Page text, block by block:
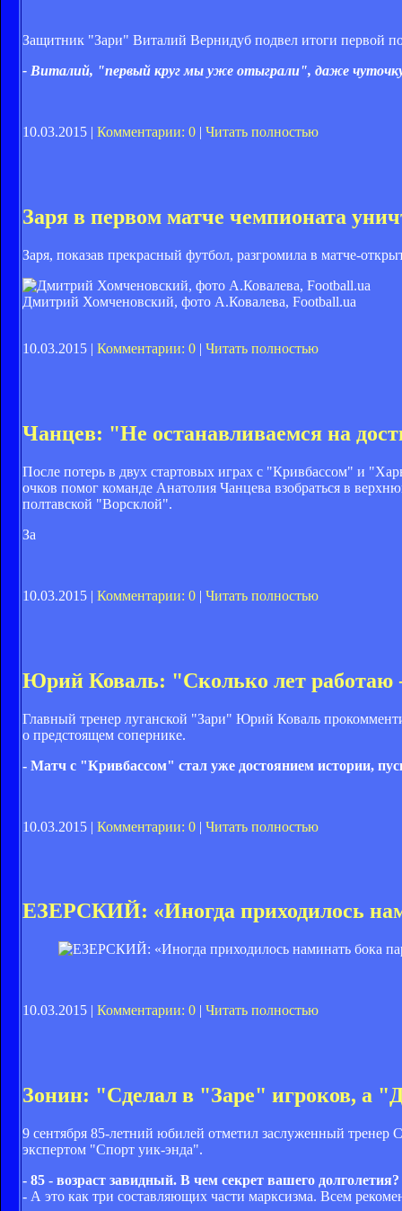
Защитник "Зари" Виталий Вернидуб подвел итоги первой
- Виталий, "первый круг мы уже отыграли", даже
10.03.2015 | Комментарии: 0 | Читать полностью
Заря в первом матче чемпионата
Заря, показав прекрасный футбол, разгромила в матче-
Дмитрий Хомченовский, фото А.Ковалева, Football.ua
10.03.2015 | Комментарии: 0 | Читать полностью
Чанцев: "Не останавливаемся на
После потерь в двух стартовых играх с "Кривбассом" и
очков помог команде Анатолия Чанцева взобраться в
полтавской "Ворсклой".
За
10.03.2015 | Комментарии: 0 | Читать полностью
Юрий Коваль: "Сколько лет работаю -
Главный тренер луганской "Зари" Юрий Коваль
о предстоящем сопернике.
- Матч с "Кривбассом" стал уже достоянием истории,
10.03.2015 | Комментарии: 0 | Читать полностью
ЕЗЕРСКИЙ: «Иногда приходилось
10.03.2015 | Комментарии: 0 | Читать полностью
Зонин: "Сделал в "Заре" игроков, а
9 сентября 85-летний юбилей отметил заслуженный
экспертом "Спорт уик-энда".
- 85 - возраст завидный. В чем секрет вашего долголетия?
- А это как три составляющих части марксизма. Всем